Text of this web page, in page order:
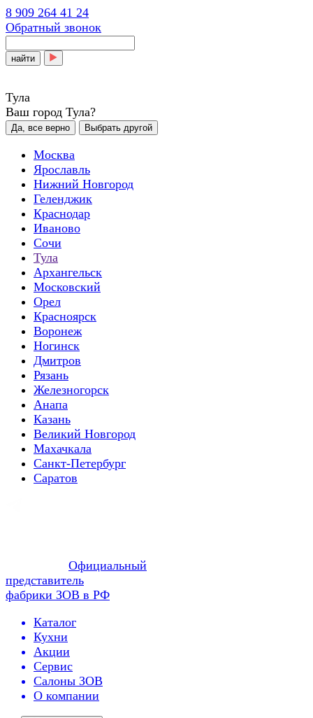
8 909 264 41 24
Обратный звонок
найти
Тула
Ваш город Тула?
Да, все верно Выбрать другой
Москва
Ярославль
Нижний Новгород
Геленджик
Краснодар
Иваново
Сочи
Тула
Архангельск
Московский
Орел
Красноярск
Воронеж
Ногинск
Дмитров
Рязань
Железногорск
Анапа
Казань
Великий Новгород
Махачкала
Санкт-Петербург
Саратов
Официальный
представитель
фабрики ЗОВ в РФ
Каталог
Кухни
Акции
Сервис
Салоны ЗОВ
О компании